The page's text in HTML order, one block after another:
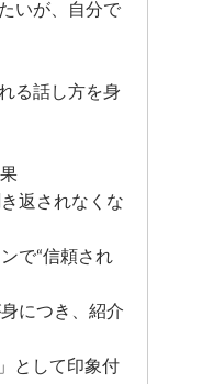
いが、自分で
る話し方を身
返されなくな
で“信頼され
につき、紹介
として印象付